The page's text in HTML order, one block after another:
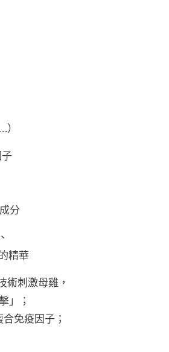
分
精華
術刺激母雞，
」；
免疫因子；